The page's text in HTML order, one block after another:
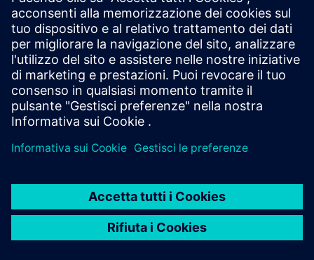
Siemens. In alternativa, effettua l'implementazione di
Teamcenter on-premise e gestiscila con il tuo team IT. Non
si tratta solo di una soluzione per grandi aziende.
Accedi alla formazione
elementi. Ottieniformazione on-demand e con docente
Entra a far parte della nostra
community